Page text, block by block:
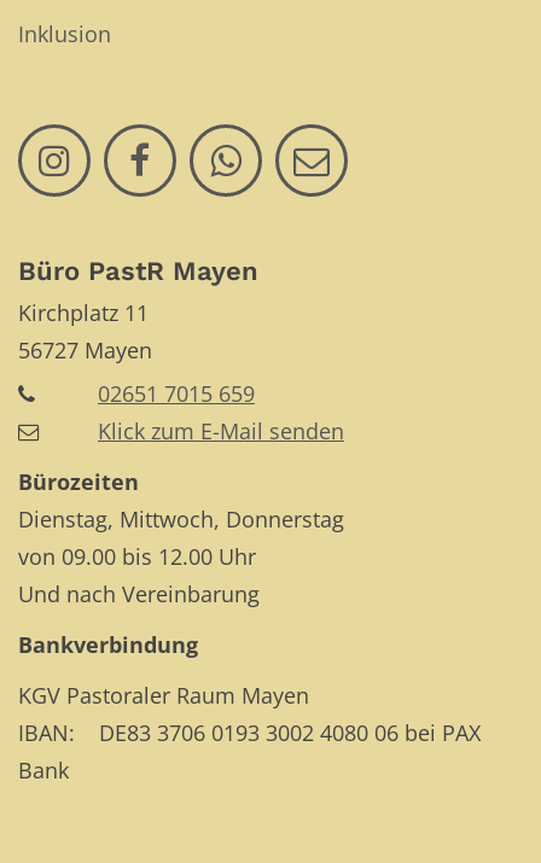
Inklusion
Büro PastR Mayen
Kirchplatz 11
56727 Mayen
02651 7015 659
Klick zum E-Mail senden
Bürozeiten
Dienstag, Mittwoch, Donnerstag
von 09.00 bis 12.00 Uhr
Und nach Vereinbarung
Bankverbindung
KGV Pastoraler Raum Mayen
IBAN: DE83 3706 0193 3002 4080 06 bei PAX
Bank